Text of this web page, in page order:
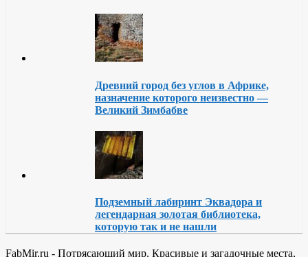
Древний город без углов в Африке,
назначение которого неизвестно —
Великий Зимбабве
Подземный лабиринт Эквадора и
легендарная золотая библиотека,
которую так и не нашли
FabMir.ru - Потрясающий мир. Красивые и загадочные места,